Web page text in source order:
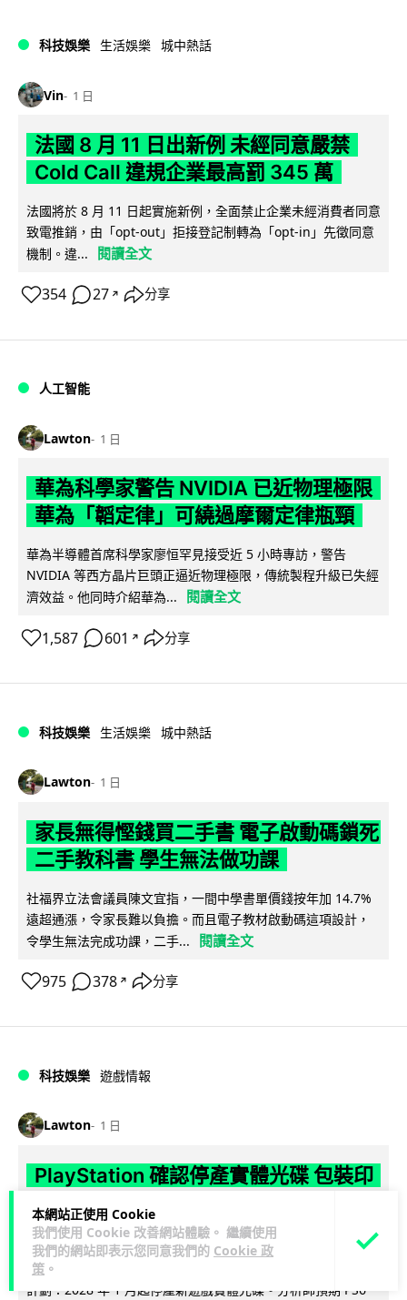
本網站正使用 Cookie
我們使用 Cookie 改善網站體驗。 繼續使用
我們的網站即表示您同意我們的 Cookie 政
策 。
科技娛樂 生活娛樂 城中熱話
Vin 1 日
法國 8 月 11 日出新例 未經同意嚴禁
Cold Call 違規企業最高罰 345 萬
法國將於 8 月 11 日起實施新例，全面禁止企業未經消費者同意
致電推銷，由「opt-out」拒接登記制轉為「opt-in」先徵同意
機制。違...
閱讀全文
354 27 ↗ 分享
人工智能
Lawton 1 日
華為科學家警告 NVIDIA 已近物理極限
華為「韜定律」可繞過摩爾定律瓶頸
華為半導體首席科學家廖恒罕見接受近 5 小時專訪，警告
NVIDIA 等西方晶片巨頭正逼近物理極限，傳統製程升級已失經
濟效益。他同時介紹華為...
閱讀全文
1,587 601 ↗ 分享
科技娛樂 生活娛樂 城中熱話
Lawton 1 日
家長無得慳錢買二手書 電子啟動碼鎖死
二手教科書 學生無法做功課
社福界立法會議員陳文宜指，一間中學書單價錢按年加 14.7%
遠超通漲，令家長難以負擔。而且電子教材啟動碼這項設計，
令學生無法完成功課，二手...
閱讀全文
975 378 ↗ 分享
科技娛樂 遊戲情報
Lawton 1 日
PlayStation 確認停產實體光碟 包裝印
出重要通告 2028 年 1 月後不出光碟遊
戲
Sony 已在 PS5 主機包裝加貼提示貼紙，重申官方 7 月已公布
計劃：2028 年 1 月起停產新遊戲實體光碟。分析師預期 PS6